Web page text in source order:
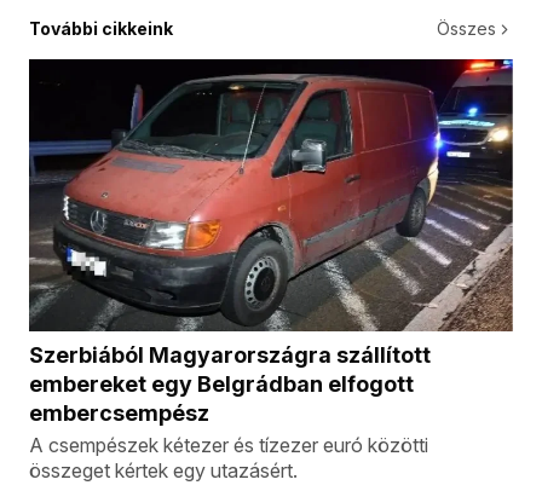
További cikkeink Összes
Szerbiából Magyarországra szállított
embereket egy Belgrádban elfogott
embercsempész
A csempészek kétezer és tízezer euró közötti
összeget kértek egy utazásért.